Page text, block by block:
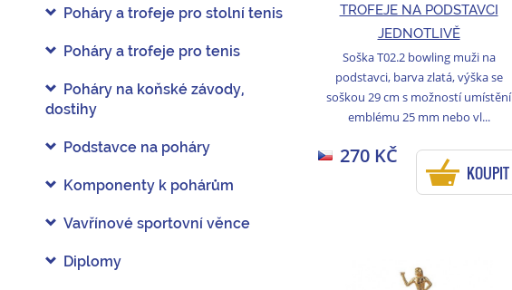
Poháry a trofeje pro stolní tenis
Poháry a trofeje pro tenis
Poháry na koňské závody,
dostihy
Podstavce na poháry
Komponenty k pohárům
Vavřínové sportovní věnce
Diplomy
TROFEJE NA PODSTAVCI
JEDNOTLIVĚ
Soška T02.2 bowling muži na
podstavci, barva zlatá, výška se
soškou 29 cm s možností umístění
emblému 25 mm nebo vl...
270 KČ
KOUPIT